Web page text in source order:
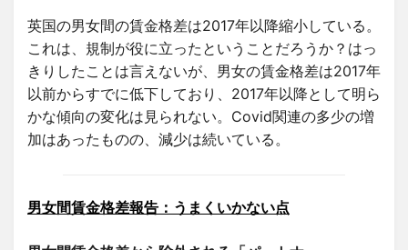
英国の男女間の賃金格差は2017年以降縮小している。
これは、規制が役に立ったということだろうか？はっ
きりしたことは言えないが、男女の賃金格差は2017年
以前からすでに低下しており、2017年以降として明ら
かな傾向の変化は見られない。Covid関連の多少の増
加はあったものの、減少は続いている。
男女間賃金格差報告：うまくいかない点